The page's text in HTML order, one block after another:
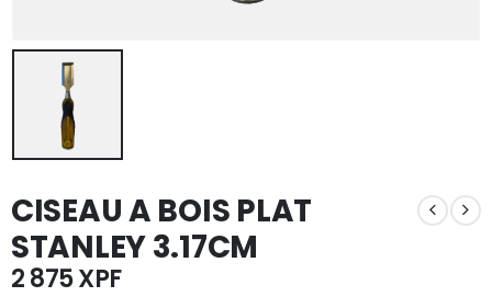
CISEAU A BOIS PLAT
STANLEY 3.17CM
2 875XPF